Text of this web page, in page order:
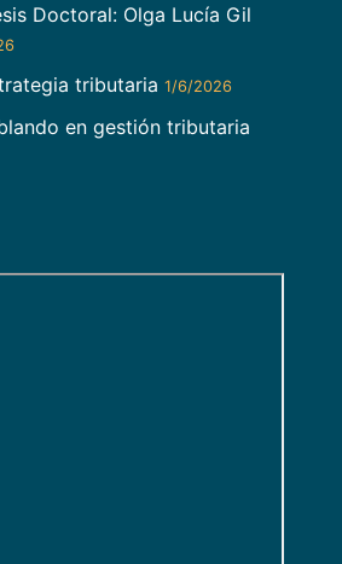
Doctoral: Olga Lucía Gil
tributaria 1/6/2026
en gestión tributaria